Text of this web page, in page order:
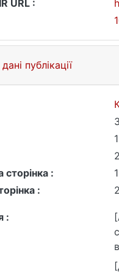
URL :
публікації
3
1
сторінка :
:
: